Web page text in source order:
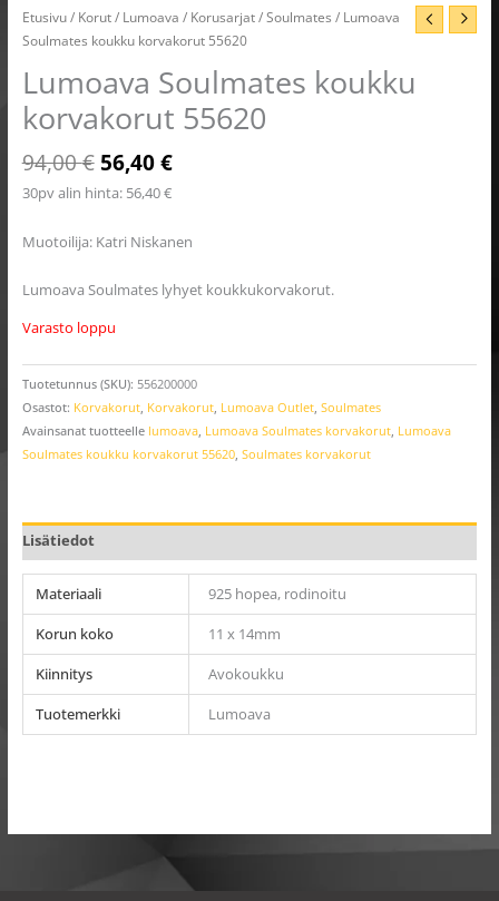
Etusivu/ Korut/ Lumoava / Korusarjat/Soulmates / Lumoava
Soulmates koukku korvakorut 55620
Lumoava Soulmates koukku
korvakorut 55620
94,00€ 56,40€
30pv alin hinta: 56,40€
Muotoilija: Katri Niskanen
Lumoava Soulmates lyhyet koukkukorvakorut.
Varasto loppu
Tuotetunnus (SKU): 556200000
Osastot: Korvakorut, Korvakorut, Lumoava Outlet, Soulmates
Avainsanat tuotteelle lumoava, Lumoava Soulmates korvakorut, Lumoava
Soulmates koukku korvakorut 55620, Soulmates korvakorut
Lisätiedot
Materiaali
925 hopea, rodinoitu
Korun koko
11 x 14mm
Kiinnitys
Avokoukku
Tuotemerkki
Lumoava